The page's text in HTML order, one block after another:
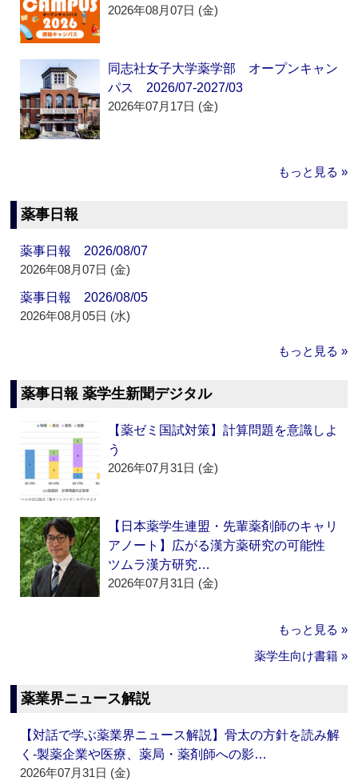
2026年08月07日 (金)
同志社女子大学薬学部 オープンキャン
パス 2026/07-2027/03
2026年07月17日 (金)
もっと見る »
薬事日報
薬事日報 2026/08/07
2026年08月07日 (金)
薬事日報 2026/08/05
2026年08月05日 (水)
もっと見る »
薬事日報 薬学生新聞デジタル
【薬ゼミ国試対策】計算問題を意識しよ
う
2026年07月31日 (金)
【日本薬学生連盟・先輩薬剤師のキャリ
アノート】広がる漢方薬研究の可能性
ツムラ漢方研究…
2026年07月31日 (金)
もっと見る »
薬学生向け書籍 »
薬業界ニュース解説
【対話で学ぶ薬業界ニュース解説】骨太の方針を読み解
く‐製薬企業や医療、薬局・薬剤師への影…
2026年07月31日 (金)